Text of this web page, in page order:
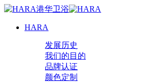
HARA
发展历史
我们的目的
品牌认证
颜色定制